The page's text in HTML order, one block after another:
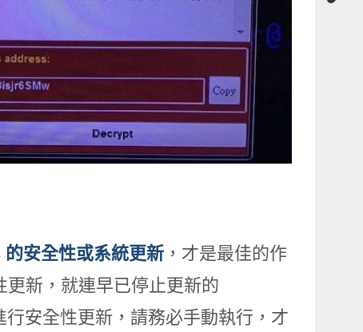
安全性或系統更新，才是最佳的作
新，就連早已停止更新的
安全性更新，請務必手動執行，才